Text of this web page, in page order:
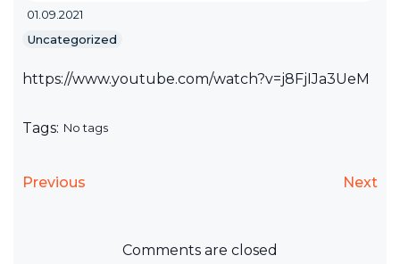
01.09.2021
Uncategorized
https://www.youtube.com/watch?v=j8FjIJa3UeM
Tags: No tags
Previous Next
Comments are closed